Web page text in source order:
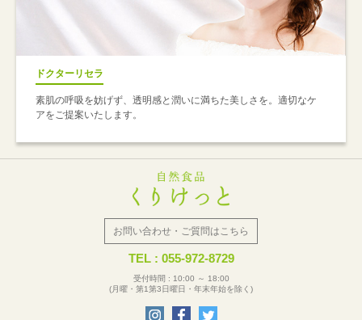
ドクターリセラ
素肌の呼吸を妨げず、透明感と潤いに満ちた美しさを。適切なケ
アをご提案いたします。
お問い合わせ・ご質問はこちら
TEL : 055-972-8729
受付時間 : 10:00 ～ 18:00
(月曜・第1第3日曜日・年末年始を除く)